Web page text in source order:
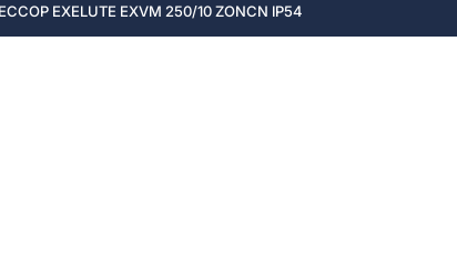
EXELUTE EXVM 250/10 ZONCN IP54